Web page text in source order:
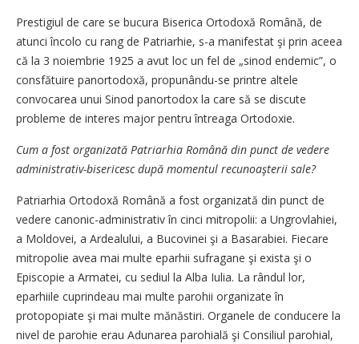
Prestigiul de care se bucura Biserica Ortodoxă Română, de
atunci încolo cu rang de Patriarhie, s-a manifestat şi prin aceea
că la 3 noiembrie 1925 a avut loc un fel de „sinod endemic”, o
consfătuire panortodoxă, propunându-se printre altele
convocarea unui Sinod panortodox la care să se discute
probleme de interes major pentru întreaga Ortodoxie.
Cum a fost organizată ­Patriarhia Română din punct de vedere
administrativ-bisericesc după momentul recunoaşterii sale?
Patriarhia Ortodoxă Română a fost organizată din punct de
vedere canonic-administrativ în cinci mitropolii: a Ungrovlahiei,
a Moldovei, a Ardealului, a Bucovinei şi a Basarabiei. Fiecare
mitropolie avea mai multe eparhii sufragane şi exista şi o
Episcopie a Armatei, cu sediul la Alba Iulia. La rândul lor,
eparhiile cuprindeau mai multe parohii organizate în
protopopiate şi mai multe mănăstiri. Organele de conducere la
nivel de parohie erau Adunarea parohială şi Consiliul parohial,